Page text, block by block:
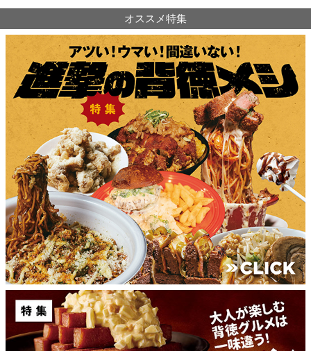
オススメ特集